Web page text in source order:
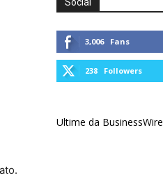
Social
3,006 Fans
238 Followers
Ultime da BusinessWire